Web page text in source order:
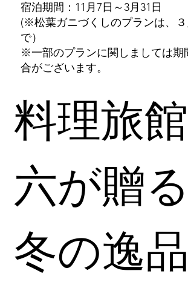
宿泊期間：11月7日～3月31日
(※松葉ガニづくしのプランは、３
で）
※一部のプランに関しましては期
合がございます。
料理旅
六が贈る
冬の逸品